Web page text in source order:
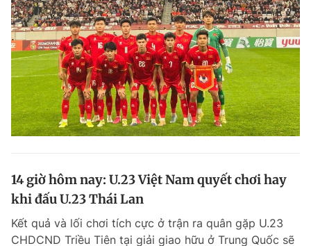
14 giờ hôm nay: U.23 Việt Nam quyết chơi hay
khi đấu U.23 Thái Lan
Kết quả và lối chơi tích cực ở trận ra quân gặp U.23
CHDCND Triều Tiên tại giải giao hữu ở Trung Quốc sẽ